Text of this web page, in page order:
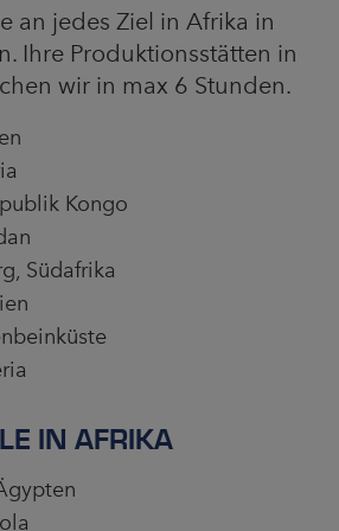
an jedes Ziel in Afrika in
Ihre Produktionsstätten in
wir in max 6 Stunden.
Kongo
Südafrika
IN AFRIKA